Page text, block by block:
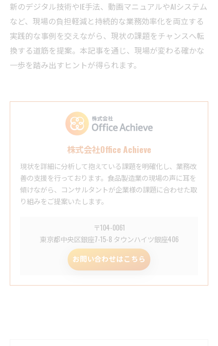
新のデジタル技術やIE手法、動画マニュアルやAIシステム
など、現場の負担軽減と持続的な業務効率化を両立する
実践的な事例を交えながら、現状の課題をチャンスへ転
換する道筋を提案。本記事を通じ、現場が変わる確かな
一歩を踏み出すヒントが得られます。
株式会社Office Achieve
現状を詳細に分析して抱えている課題を明確化し、業務改
善の支援を行っております。食品製造業の現場の声に耳を
傾けながら、コンサルタントが企業様の課題に合わせた取
り組みをご提案いたします。
〒104-0061
東京都中央区銀座7-15-8 タウンハイツ銀座406
お問い合わせはこちら